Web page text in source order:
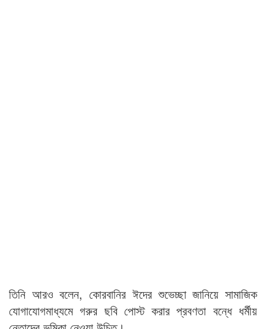
তিনি আরও বলেন, কোরবানির ঈদের শুভেচ্ছা জানিয়ে সামাজিক
যোগাযোগমাধ্যমে গরুর ছবি পোস্ট করার প্রবণতা বন্ধে ধর্মীয়